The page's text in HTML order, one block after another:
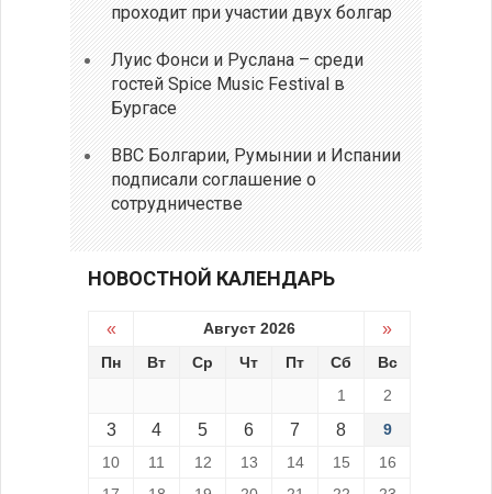
проходит при участии двух болгар
Луис Фонси и Руслана – среди
гостей Spice Music Festival в
Бургасе
ВВС Болгарии, Румынии и Испании
подписали соглашение о
сотрудничестве
НОВОСТНОЙ КАЛЕНДАРЬ
« Август 2026 »
Пн Вт Ср Чт Пт Сб
Вс
1
2
3 4 5 6 7 8
9
10
11 12 13 14 15
16